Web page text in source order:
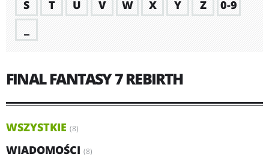
S
T U V W X Y Z
0-9
FINAL FANTASY 7 REBIRTH
WSZYSTKIE (8)
WIADOMOŚCI (8)